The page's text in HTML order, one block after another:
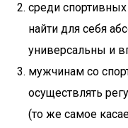
среди
найти для себя
универсальны и
мужчинам со
осуществлять
(то же самое